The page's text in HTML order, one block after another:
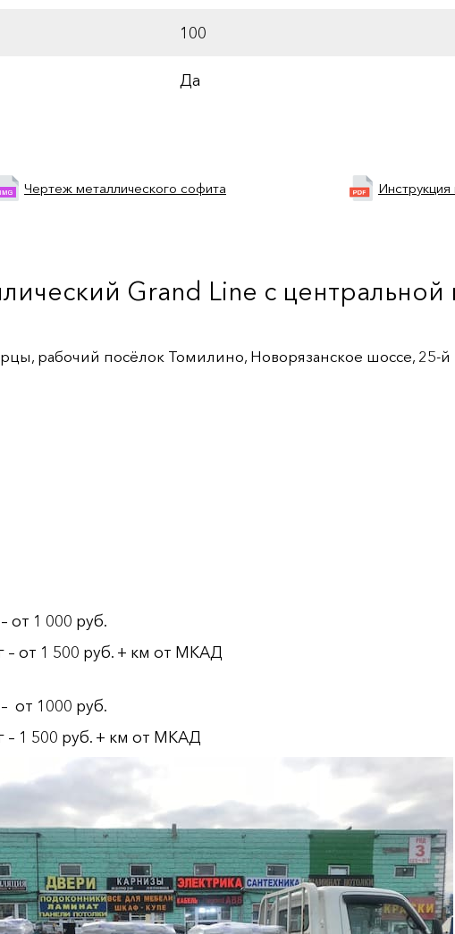
100
Да
Чертеж металлического софита
Grand Line c
рабочий посёлок Томилино, Новорязанское шоссе, 25-й
от 1 000 руб.
от 1 500 руб. + км от МКАД
от 1000 руб.
– 1 500 руб. + км от МКАД